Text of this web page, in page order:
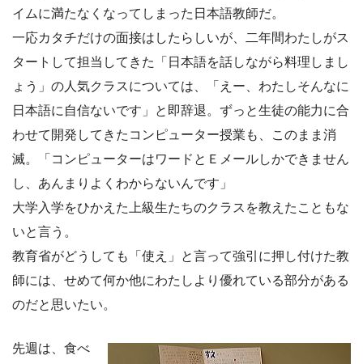
イムに満たなくなってしまった日本語教師だ。
一応カタチだけの面接はしたらしいが、二年間わたしがス
タートして担当してきた「日本語を話しながら料理しまし
ょう」の人気クラスについては、「えー、わたしそんなに
日本語に自信ないです」と即辞退。ずっと生徒の能力に合
わせて開発してきたコンピューター授業も、このまま消
滅。「コンピューターはワードとＥメールしかできません
し、あんまりよくわからないんです」
大学入学をひかえた上級生たちのクラスを教えたこともな
いと言う。
教育省がどうしても「使え」と言って強引に押し付けた教
師には、せめて何か他にわたしより優れている部分がある
のだと思いたい。
先週は、食べ